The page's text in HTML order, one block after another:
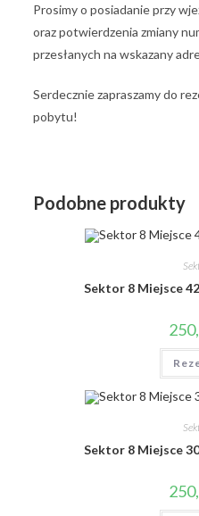
Prosimy o posiadanie przy
oraz potwierdzenia zmiany
przesłanych na wskazany
Serdecznie zapraszamy do
pobytu!
Podobne produkty
Sektor 8 Miejsce
Sektor 8 Miejsce